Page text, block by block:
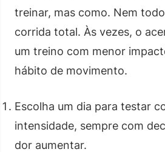
treinar, mas como. Nem
corrida total. Às vezes, o
um treino com menor
hábito de movimento.
Escolha um dia para testar
intensidade, sempre com
dor aumentar.